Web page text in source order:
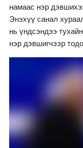
намаас нэр
Энэхүү санал
нь үндсэндээ
нэр дэвшигчээр